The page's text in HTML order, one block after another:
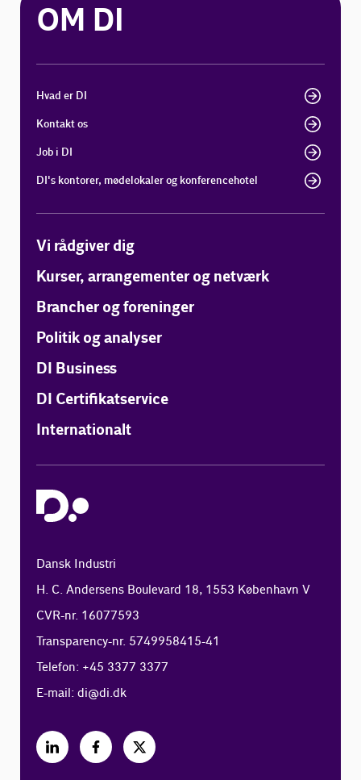
OM DI
Hvad er DI
Kontakt os
Job i DI
DI's kontorer, mødelokaler og konferencehotel
Vi rådgiver dig
Kurser, arrangementer og netværk
Brancher og foreninger
Politik og analyser
DI Business
DI Certifikatservice
Internationalt
Dansk Industri
H. C. Andersens Boulevard 18, 1553 København V
CVR-nr. 16077593
Transparency-nr. 5749958415-41
Telefon: +45 3377 3377
E-mail:di@di.dk